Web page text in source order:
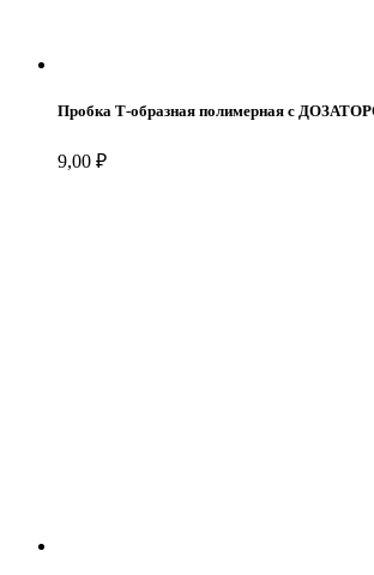
Пробка Т-образная полимерная с
9,00 ₽